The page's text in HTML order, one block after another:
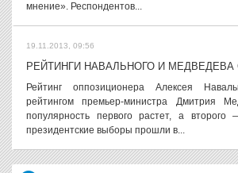
мнение». Респондентов...
19.11.2013, 09:56
РЕЙТИНГИ НАВАЛЬНОГО И МЕДВЕДЕВА
Рейтинг оппозиционера Алексея
рейтингом премьер-министра Дмитрия
популярность первого растет, а
президентские выборы прошли в...